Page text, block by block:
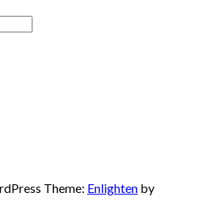
Theme: Enlighten by